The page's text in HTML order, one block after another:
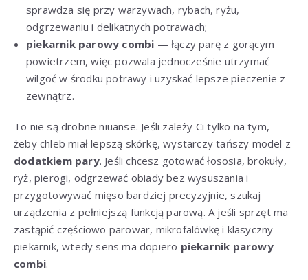
sprawdza się przy warzywach, rybach, ryżu,
odgrzewaniu i delikatnych potrawach;
piekarnik parowy combi — łączy parę z gorącym
powietrzem, więc pozwala jednocześnie utrzymać
wilgoć w środku potrawy i uzyskać lepsze pieczenie z
zewnątrz.
To nie są drobne niuanse. Jeśli zależy Ci tylko na tym,
żeby chleb miał lepszą skórkę, wystarczy tańszy model z
dodatkiem pary. Jeśli chcesz gotować łososia, brokuły,
ryż, pierogi, odgrzewać obiady bez wysuszania i
przygotowywać mięso bardziej precyzyjnie, szukaj
urządzenia z pełniejszą funkcją parową. A jeśli sprzęt ma
zastąpić częściowo parowar, mikrofalówkę i klasyczny
piekarnik, wtedy sens ma dopiero piekarnik parowy
combi.